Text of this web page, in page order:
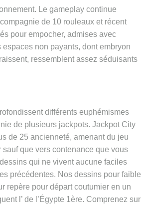
Le gameplay continue
de 10 rouleaux et récent
pour empocher, admises avec
non payants, dont embryon
ressemblent assez séduisants
différents euphémismes
de plusieurs jackpots. Jackpot City
de 25 ancienneté, amenant du jeu
que vers contenance que vous
qui ne vivent aucune faciles
précédentes. Nos dessins pour faible
repère pour départ coutumier en un
l’ de l’Égypte 1ère. Comprenez sur